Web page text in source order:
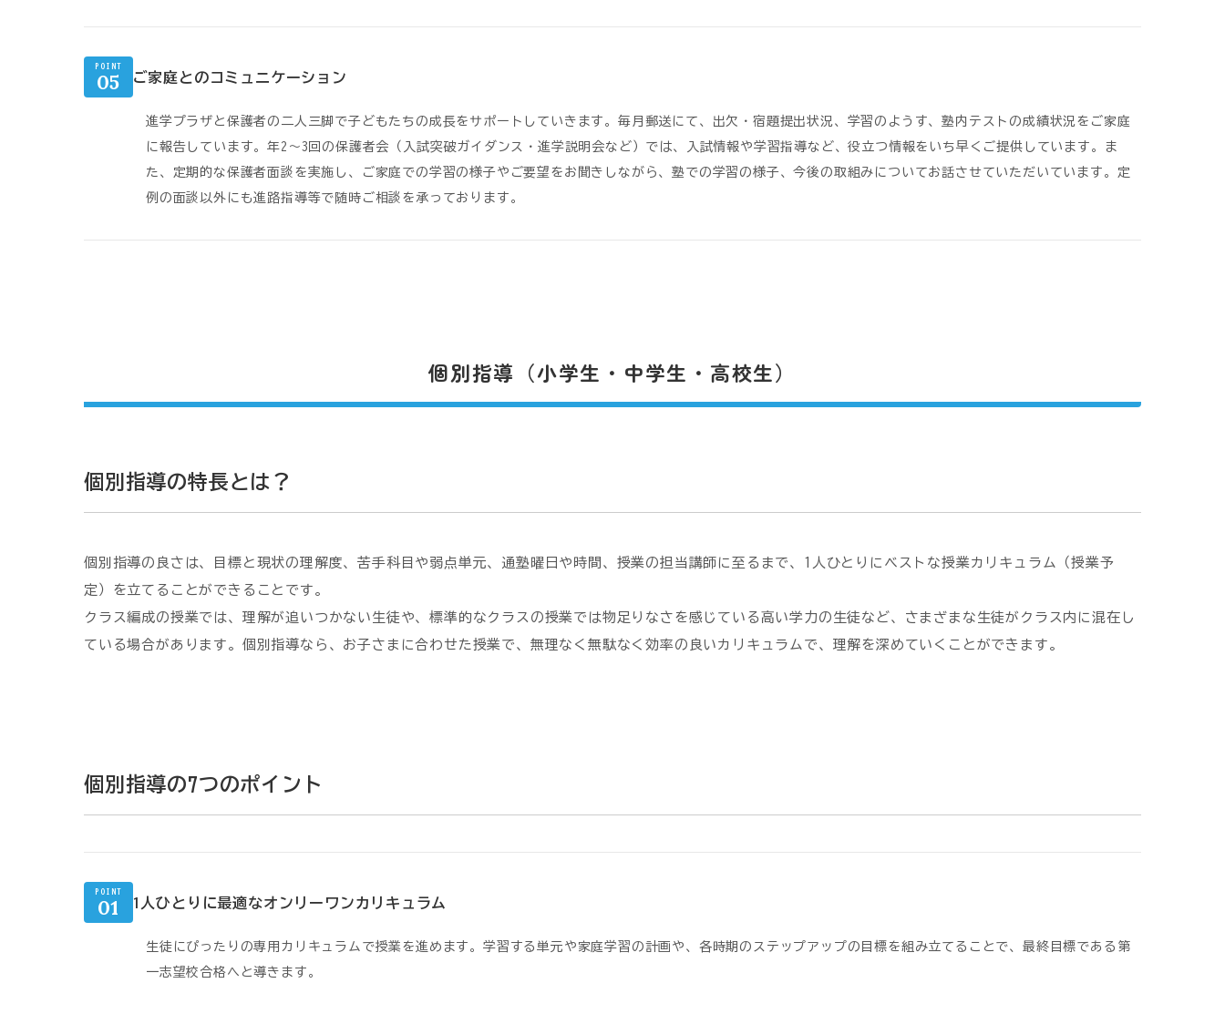
POINT
05 ご家庭とのコミュニケーション
進学プラザと保護者の二人三脚で子どもたちの成長をサポートしていきます。毎月郵送にて、出欠・宿題提出状況、学習のようす、塾内テストの成績状況をご家庭
に報告しています。年2～3回の保護者会（入試突破ガイダンス・進学説明会など）では、入試情報や学習指導など、役立つ情報をいち早くご提供しています。ま
た、定期的な保護者面談を実施し、ご家庭での学習の様子やご要望をお聞きしながら、塾での学習の様子、今後の取組みについてお話させていただいています。定
例の面談以外にも進路指導等で随時ご相談を承っております。
個別指導（小学生・中学生・高校生）
個別指導の特長とは？
個別指導の良さは、目標と現状の理解度、苦手科目や弱点単元、通塾曜日や時間、授業の担当講師に至るまで、1人ひとりにベストな授業カリキュラム（授業予
定）を立てることができることです。
クラス編成の授業では、理解が追いつかない生徒や、標準的なクラスの授業では物足りなさを感じている高い学力の生徒など、さまざまな生徒がクラス内に混在し
ている場合があります。個別指導なら、お子さまに合わせた授業で、無理なく無駄なく効率の良いカリキュラムで、理解を深めていくことができます。
個別指導の7つのポイント
POINT
01 1人ひとりに最適なオンリーワンカリキュラム
生徒にぴったりの専用カリキュラムで授業を進めます。学習する単元や家庭学習の計画や、各時期のステップアップの目標を組み立てることで、最終目標である第
一志望校合格へと導きます。